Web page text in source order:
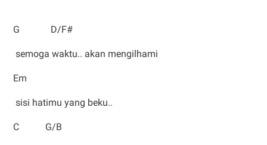
G D/F#
semoga waktu.. akan mengilhami
Em
sisi hatimu yang beku..
C G/B